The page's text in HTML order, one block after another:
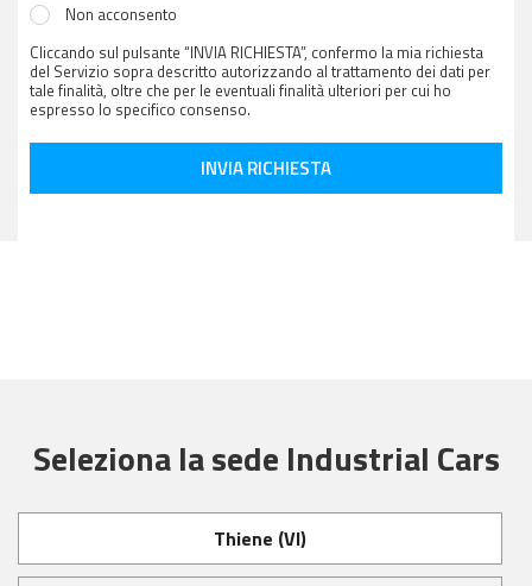
Non acconsento
Cliccando sul pulsante “INVIA RICHIESTA”, confermo la mia richiesta
del Servizio sopra descritto autorizzando al trattamento dei dati per
tale finalità, oltre che per le eventuali finalità ulteriori per cui ho
espresso lo specifico consenso.
INVIA RICHIESTA
Seleziona la sede Industrial Cars
Thiene (VI)